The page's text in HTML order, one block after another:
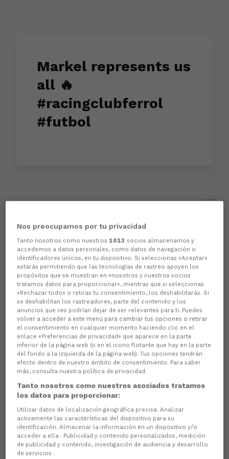
Markel represents us
all 🔥
#racingclubferrol
#futbol
Nos preocupamos por tu privacidad
Tanto nosotros como nuestros 1013 socios almacenamos y
accedemos a datos personales, como datos de navegación o
identificadores únicos, en tu dispositivo. Si seleccionas «Aceptar»
estarás permitiendo que las tecnologías de rastreo apoyen los
propósitos que se muestran en «nosotros y nuestros socios
tratamos datos para proporcionar», mientras que si seleccionas
«Rechazar todo» o retiras tu consentimiento, los deshabilitarás. Si
se deshabilitan los rastreadores, parte del contenido y los
anuncios que ves podrían dejar de ser relevantes para ti. Puedes
volver a acceder a este menú para cambiar tus opciones o retirar
el consentimiento en cualquier momento haciendo clic en el
enlace «Preferencias de privacidad» que aparece en la parte
inferior de la página web (o en el icono flotante que hay en la parte
del fondo a la izquierda de la página web). Tus opciones tendrán
efecto dentro de nuestro ámbito de consentimiento. Para saber
más, consulta nuestra política de privacidad.
Tanto nosotros como nuestros asociados tratamos
los datos para proporcionar:
Utilizar datos de localización geográfica precisa. Analizar
activamente las características del dispositivo para su
identificación. Almacenar la información en un dispositivo y/o
acceder a ella . Publicidad y contenido personalizados, medición
de publicidad y contenido, investigación de audiencia y desarrollo
de servicios .